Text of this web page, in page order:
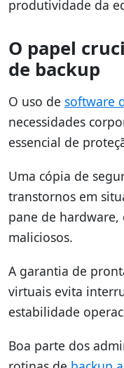
produtividade da
O papel
de backup
O uso de software
necessidades
essencial de
Uma cópia de
transtornos em
pane de hardware,
maliciosos.
A garantia de
virtuais evita
estabilidade
Boa parte dos